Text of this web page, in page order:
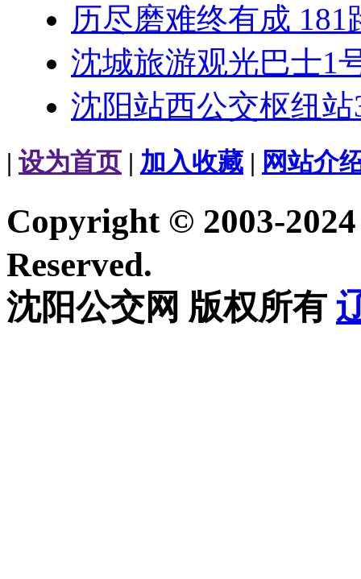
历尽磨难终有成 181
沈城旅游观光巴士1
沈阳站西公交枢纽
| 设为首页 | 加入收藏 | 网站介
Copyright © 2003-
Reserved.
沈阳公交网 版权所有